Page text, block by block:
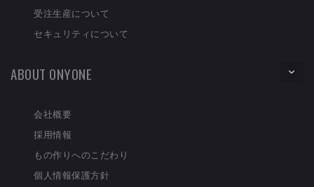
受注生産について
セキュリティについて
ABOUT ONYONE
会社概要
採用情報
もの作りへのこだわり
個人情報保護方針